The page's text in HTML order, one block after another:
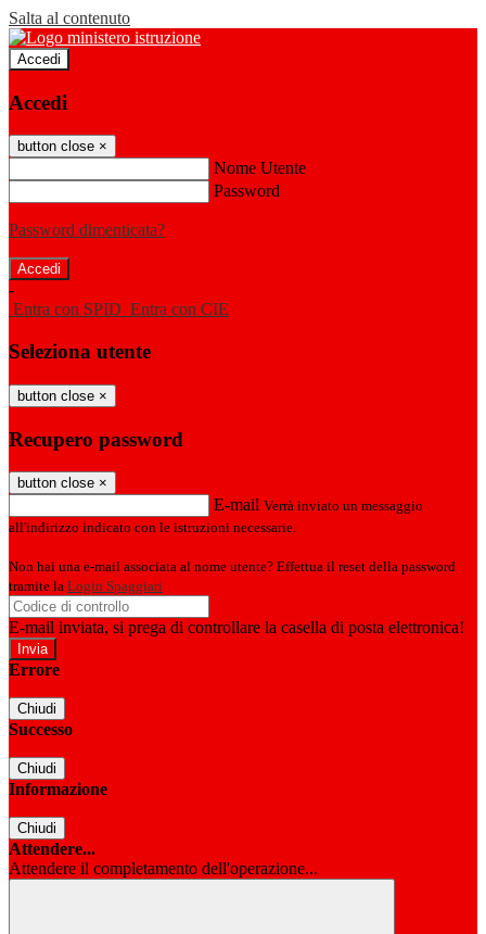
Salta al contenuto
Accedi
Accedi
button close ×
Nome Utente
Password
Password dimenticata?
-
Entra con SPID Entra con CIE
Seleziona utente
button close ×
Recupero password
button close ×
E-mail Verrà inviato un messaggio
all'indirizzo indicato con le istruzioni necessarie.
Non hai una e-mail associata al nome utente? Effettua il reset della password
tramite la Login Spaggiari
E-mail inviata, si prega di controllare la casella di posta elettronica!
Errore
Chiudi
Successo
Chiudi
Informazione
Chiudi
Attendere...
Attendere il completamento dell'operazione...